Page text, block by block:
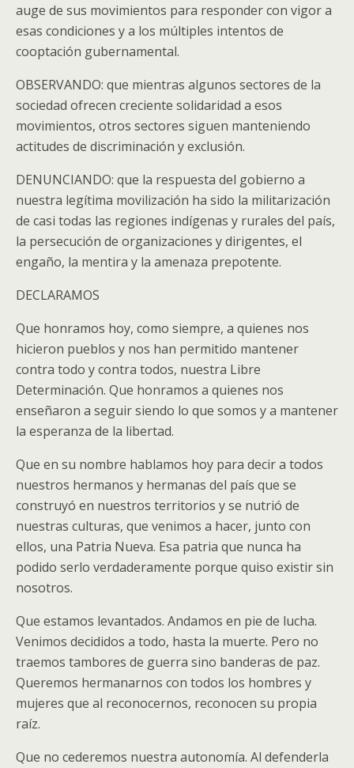
auge de sus movimientos para responder con vigor a
esas condiciones y a los múltiples intentos de
cooptación gubernamental.
OBSERVANDO: que mientras algunos sectores de la
sociedad ofrecen creciente solidaridad a esos
movimientos, otros sectores siguen manteniendo
actitudes de discriminación y exclusión.
DENUNCIANDO: que la respuesta del gobierno a
nuestra legítima movilización ha sido la militarización
de casi todas las regiones indígenas y rurales del país,
la persecución de organizaciones y dirigentes, el
engaño, la mentira y la amenaza prepotente.
DECLARAMOS
Que honramos hoy, como siempre, a quienes nos
hicieron pueblos y nos han permitido mantener
contra todo y contra todos, nuestra Libre
Determinación. Que honramos a quienes nos
enseñaron a seguir siendo lo que somos y a mantener
la esperanza de la libertad.
Que en su nombre hablamos hoy para decir a todos
nuestros hermanos y hermanas del país que se
construyó en nuestros territorios y se nutrió de
nuestras culturas, que venimos a hacer, junto con
ellos, una Patria Nueva. Esa patria que nunca ha
podido serlo verdaderamente porque quiso existir sin
nosotros.
Que estamos levantados. Andamos en pie de lucha.
Venimos decididos a todo, hasta la muerte. Pero no
traemos tambores de guerra sino banderas de paz.
Queremos hermanarnos con todos los hombres y
mujeres que al reconocernos, reconocen su propia
raíz.
Que no cederemos nuestra autonomía. Al defenderla